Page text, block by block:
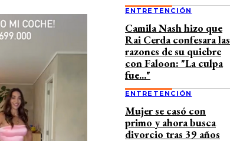
ENTRETENCIÓN
Camila Nash hizo que
Rai Cerda confesara las
razones de su quiebre
con Faloon: "La culpa
fue..."
ENTRETENCIÓN
Mujer se casó con
primo y ahora busca
divorcio tras 39 años